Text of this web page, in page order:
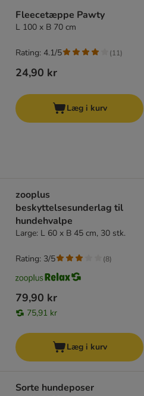
Fleecetæppe Pawty
L 100 x B 70 cm
24,90 kr
Rating: 4.1/5 (11)
Læg i kurv
zooplus
beskyttelsesunderlag til
hundehvalpe
Large: L 60 x B 45 cm, 30 stk.
79,90 kr
75,91 kr
Rating: 3/5 (8)
Læg i kurv
Sorte hundeposer